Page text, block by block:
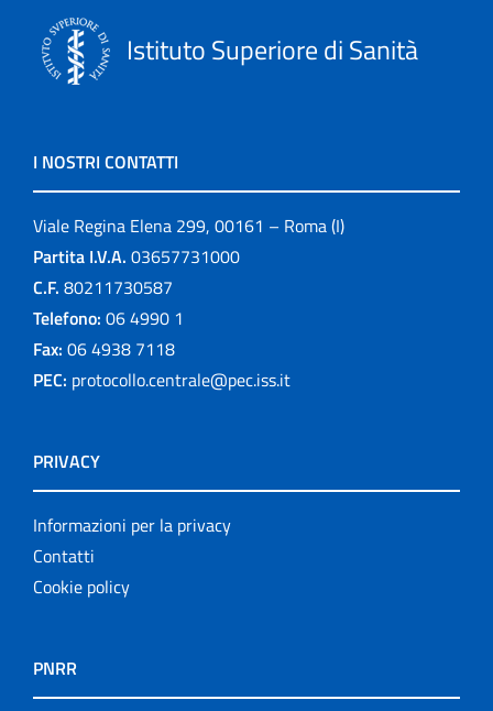
Istituto Superiore di Sanità
I NOSTRI CONTATTI
Viale Regina Elena 299, 00161 – Roma (I)
Partita I.V.A. 03657731000
C.F. 80211730587
Telefono: 06 4990 1
Fax: 06 4938 7118
PEC: protocollo.centrale@pec.iss.it
PRIVACY
Informazioni per la privacy
Contatti
Cookie policy
PNRR